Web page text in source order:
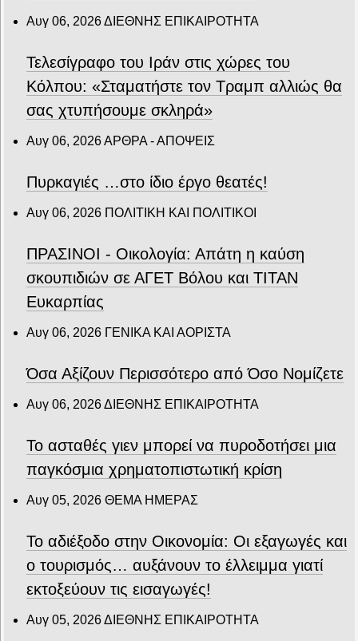
Αυγ 06, 2026ΔΙΕΘΝΗΣ ΕΠΙΚΑΙΡΟΤΗΤΑ
Τελεσίγραφο του Ιράν στις χώρες του
Κόλπου: «Σταματήστε τον Τραμπ αλλιώς θα
σας χτυπήσουμε σκληρά»
Αυγ 06, 2026ΑΡΘΡΑ - ΑΠΟΨΕΙΣ
Πυρκαγιές …στο ίδιο έργο θεατές!
Αυγ 06, 2026 ΠΟΛΙΤΙΚΗ ΚΑΙ ΠΟΛΙΤΙΚΟΙ
ΠΡΑΣΙΝΟΙ - Οικολογία: Απάτη η καύση
σκουπιδιών σε ΑΓΕΤ Βόλου και ΤΙΤΑΝ
Ευκαρπίας
Αυγ 06, 2026 ΓΕΝΙΚΑ ΚΑΙ ΑΟΡΙΣΤΑ
Όσα Αξίζουν Περισσότερο από Όσο Νομίζετε
Αυγ 06, 2026ΔΙΕΘΝΗΣ ΕΠΙΚΑΙΡΟΤΗΤΑ
Το ασταθές γιεν μπορεί να πυροδοτήσει μια
παγκόσμια χρηματοπιστωτική κρίση
Αυγ 05, 2026 ΘΕΜΑ ΗΜΕΡΑΣ
Το αδιέξοδο στην Οικονομία: Οι εξαγωγές και
ο τουρισμός… αυξάνουν το έλλειμμα γιατί
εκτοξεύουν τις εισαγωγές!
Αυγ 05, 2026ΔΙΕΘΝΗΣ ΕΠΙΚΑΙΡΟΤΗΤΑ